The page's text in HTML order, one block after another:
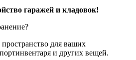
гаражей и кладовок!
для ваших
и других вещей.